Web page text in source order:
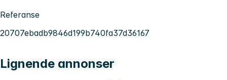
Referanse
20707ebadb9846d199b740fa37d36167
Lignende annonser